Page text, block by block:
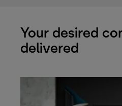
Your desired
delivered